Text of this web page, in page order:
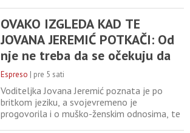
ovoj platformi, koji je komentarisao karijere
Halida Bešlića i Dina Merlina, podsećajući na
pesme koje su obeležile decenije i spajale
ljude
OVAKO IZGLEDA KAD TE
JOVANA JEREMIĆ POTKAČI: Od
nje ne treba da se očekuju da
bude ŽENA OČAJNICA, jako
udarila
Espreso | pre 5 sati
Voditeljka Jovana Jeremić poznata je po
britkom jeziku, a svojevremeno je
progovorila i o muško-ženskim odnosima, te